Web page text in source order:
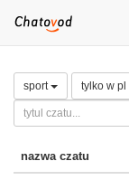
sport tylko w pl
nazwa czatu